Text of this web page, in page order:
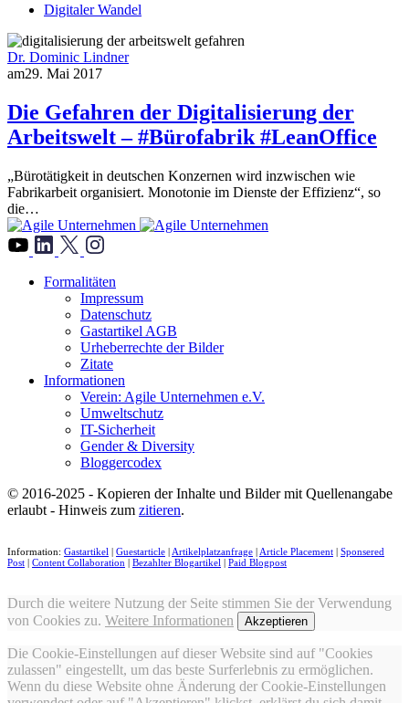
Digitaler Wandel
Dr. Dominic Lindner
am29. Mai 2017
Die Gefahren der Digitalisierung der
Arbeitswelt – #Bürofabrik #LeanOffice
„Bürotätigkeit in deutschen Konzernen wird inzwischen wie
Fabrikarbeit organisiert. Monotonie im Dienste der Effizienz“, so
die…
Formalitäten
Impressum
Datenschutz
Gastartikel AGB
Urheberrechte der Bilder
Zitate
Informationen
Verein: Agile Unternehmen e.V.
Umweltschutz
IT-Sicherheit
Gender & Diversity
Bloggercodex
© 2016-2025 - Kopieren der Inhalte und Bilder mit Quellenangabe
erlaubt - Hinweis zum zitieren.
Information: Gastartikel | Guestarticle | Artikelplatzanfrage | Article Placement | Sponsered
Post | Content Collaboration | Bezahlter Blogartikel | Paid Blogpost
Durch die weitere Nutzung der Seite stimmen Sie der Verwendung
von Cookies zu. Weitere Informationen Akzeptieren
Die Cookie-Einstellungen auf dieser Website sind auf "Cookies
zulassen" eingestellt, um das beste Surferlebnis zu ermöglichen.
Wenn du diese Website ohne Änderung der Cookie-Einstellungen